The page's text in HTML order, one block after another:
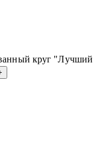
круг "Лучший